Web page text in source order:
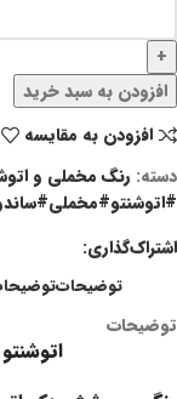
افزودن به سبد خرید
افزودن به مقایسه
دسته: رنگ مخملی و
اشتراک‌گذاری:
توضیحات
توضیحات